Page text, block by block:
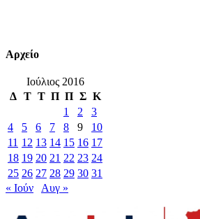
Αρχείο
Ιούλιος 2016
Δ Τ Τ Π Π Σ Κ
1
2
3
4
5 6 7 8 9
10
11 12 13 14 15 16 17
18 19 20 21 22 23 24
25 26 27 28 29 30 31
« Ιούν
Αυγ »